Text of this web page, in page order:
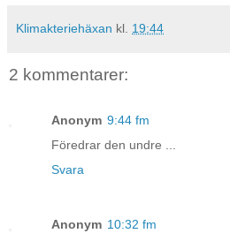
Klimakteriehäxan kl. 19:44
2 kommentarer:
Anonym 9:44 fm
Föredrar den undre ...
Svara
Anonym 10:32 fm